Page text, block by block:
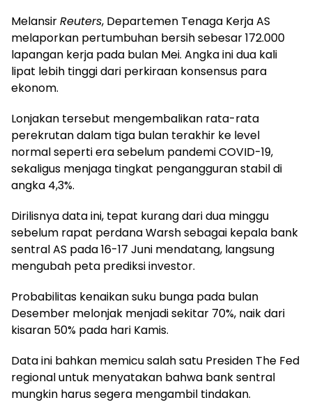
MelansirReuters, Departemen Tenaga Kerja AS
melaporkan pertumbuhan bersih sebesar 172.000
lapangan kerja pada bulan Mei. Angka ini dua kali
lipat lebih tinggi dari perkiraan konsensus para
ekonom.
Lonjakan tersebut mengembalikan rata-rata
perekrutan dalam tiga bulan terakhir ke level
normal seperti era sebelum pandemi COVID-19,
sekaligus menjaga tingkat pengangguran stabil di
angka 4,3%.
Dirilisnya data ini, tepat kurang dari dua minggu
sebelum rapat perdana Warsh sebagai kepala bank
sentral AS pada 16-17 Juni mendatang, langsung
mengubah peta prediksi investor.
Probabilitas kenaikan suku bunga pada bulan
Desember melonjak menjadi sekitar 70%, naik dari
kisaran 50% pada hari Kamis.
Data ini bahkan memicu salah satu Presiden The Fed
regional untuk menyatakan bahwa bank sentral
mungkin harus segera mengambil tindakan.